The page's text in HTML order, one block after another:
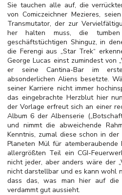
Sie tauchen alle auf, die
von Comiczeichner Mezieres,
Transmutator, der zur
her halten muss, die
geschäftstüchtigen Shinguz, in
die Ferengi aus „Star Trek“
George Lucas einst zumindest von
er seine Cantina-Bar im
absonderlichen Aliens besetzte.
seiner Karriere nicht immer
das eingebrachte Herzblut hier
der Vorlage erfreut sich an einer
Album 6 der Albenserie
und nimmt die abweichende
Kenntnis, zumal diese schon in
Planeten Mül für
allergrößten Teil ein CGI-
nicht jeder, aber anders wäre der
nicht darstellbar und es kann wohl
dass das, was man hier auf die
verdammt gut aussieht.